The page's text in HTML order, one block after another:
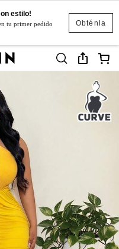
Obténla
estilo!
tu primer pedido